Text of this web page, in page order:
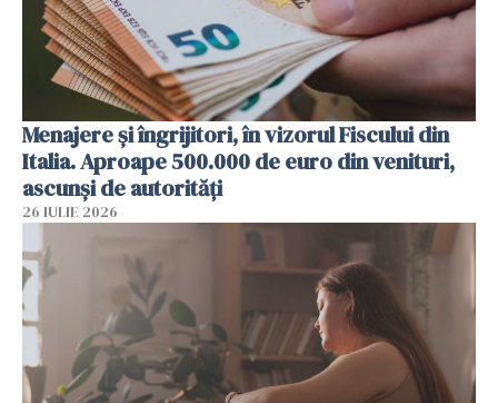
Menajere și îngrijitori, în vizorul Fiscului din
Italia. Aproape 500.000 de euro din venituri,
ascunși de autorități
26 IULIE 2026